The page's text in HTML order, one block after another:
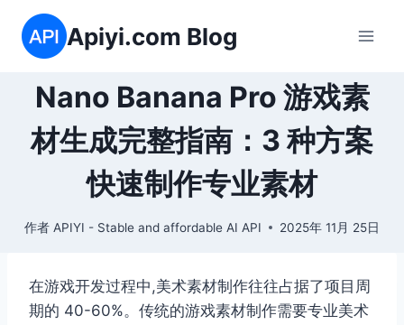
Apiyi.com Blog
Nano Banana Pro 游戏素
材生成完整指南：3 种方案
快速制作专业素材
作者 APIYI - Stable and affordable AI API 2025年 11月 25日
在游戏开发过程中,美术素材制作往往占据了项目周
期的 40-60%。传统的游戏素材制作需要专业美术